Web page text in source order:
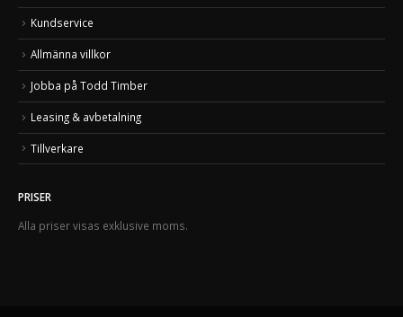
Kundservice
Allmänna villkor
Jobba på Todd Timber
Leasing & avbetalning
Tillverkare
PRISER
Alla priser visas exklusive moms.